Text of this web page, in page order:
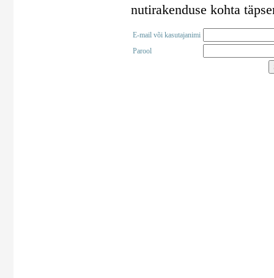
nutirakenduse kohta
E-mail või kasutajanimi
Parool